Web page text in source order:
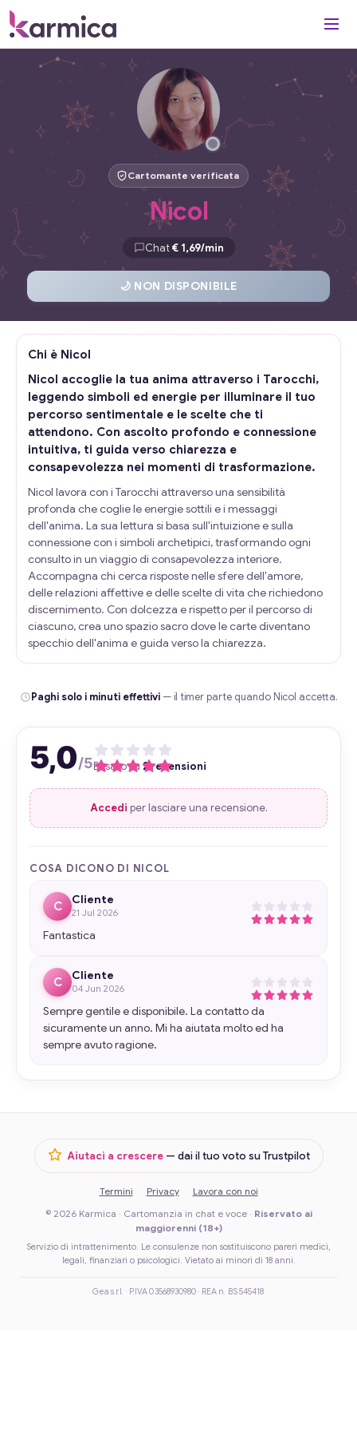
Cartomante verificata
Nicol
Chat€ 1,69/min
🌙 NON DISPONIBILE
Chi è Nicol
Nicol accoglie la tua anima attraverso i Tarocchi,
leggendo simboli ed energie per illuminare il tuo
percorso sentimentale e le scelte che ti
attendono. Con ascolto profondo e connessione
intuitiva, ti guida verso chiarezza e
consapevolezza nei momenti di trasformazione.
Nicol lavora con i Tarocchi attraverso una sensibilità
profonda che coglie le energie sottili e i messaggi
dell'anima. La sua lettura si basa sull'intuizione e sulla
connessione con i simboli archetipici, trasformando ogni
consulto in un viaggio di consapevolezza interiore.
Accompagna chi cerca risposte nelle sfere dell'amore,
delle relazioni affettive e delle scelte di vita che richiedono
discernimento. Con dolcezza e rispetto per il percorso di
ciascuno, crea uno spazio sacro dove le carte diventano
specchio dell'anima e guida verso la chiarezza.
Paghi solo i minuti effettivi— il timer parte quando Nicol accetta.
5,0/5Basato su2 recensioni
Accedi per lasciare una recensione.
COSA DICONO DI NICOL
C Cliente
21 Jul 2026
Fantastica
C Cliente
04 Jun 2026
Sempre gentile e disponibile. La contatto da
sicuramente un anno. Mi ha aiutata molto ed ha
sempre avuto ragione.
Aiutaci a crescere— dai il tuo voto su Trustpilot
Termini Privacy
Lavora con noi
© 2026 Karmica · Cartomanzia in chat e voce · Riservato ai
maggiorenni (18+)
Servizio di intrattenimento. Le consulenze non sostituiscono pareri medici,
legali, finanziari o psicologici. Vietato ai minori di 18 anni.
Gea s.r.l. · P.IVA 03568930980 · REA n. BS 545418